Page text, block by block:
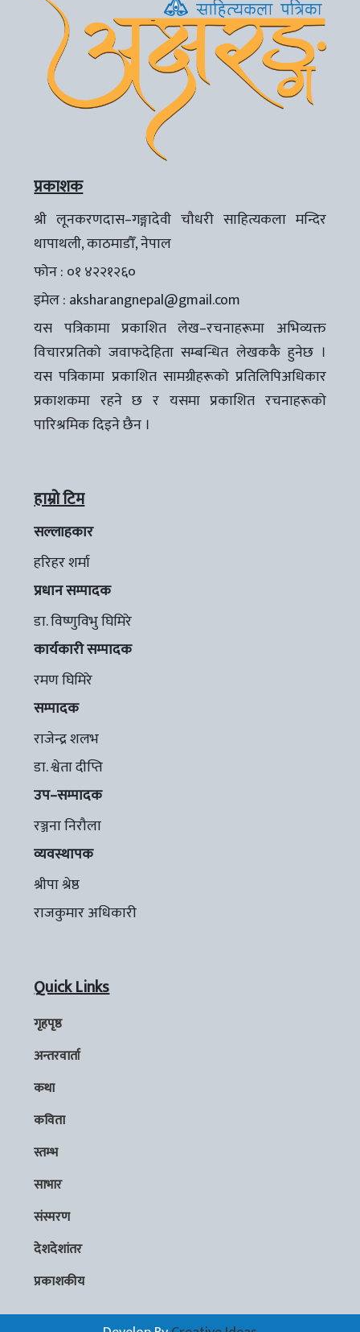
प्रकाशक
श्री लूनकरणदास–गङ्गादेवी चौधरी साहित्यकला मन्दिर
थापाथली, काठमाडौँ, नेपाल
फोन : ०१ ४२२१२६०
इमेल : aksharangnepal@gmail.com
यस पत्रिकामा प्रकाशित लेख–रचनाहरूमा अभिव्यक्त
विचारप्रतिको जवाफदेहिता सम्बन्धित लेखककै हुनेछ ।
यस पत्रिकामा प्रकाशित सामग्रीहरूको प्रतिलिपिअधिकार
प्रकाशकमा रहने छ र यसमा प्रकाशित रचनाहरूको
पारिश्रमिक दिइने छैन ।
हाम्रो टिम
सल्लाहकार
हरिहर शर्मा
प्रधान सम्पादक
डा. विष्णुविभु घिमिरे
कार्यकारी सम्पादक
रमण घिमिरे
सम्पादक
राजेन्द्र शलभ
डा. श्वेता दीप्ति
उप–सम्पादक
रञ्जना निरौला
व्यवस्थापक
श्रीपा श्रेष्ठ
राजकुमार अधिकारी
Quick Links
गृहपृष्ठ
अन्तरवार्ता
कथा
कविता
स्तम्भ
साभार
संस्मरण
देशदेशांतर
प्रकाशकीय